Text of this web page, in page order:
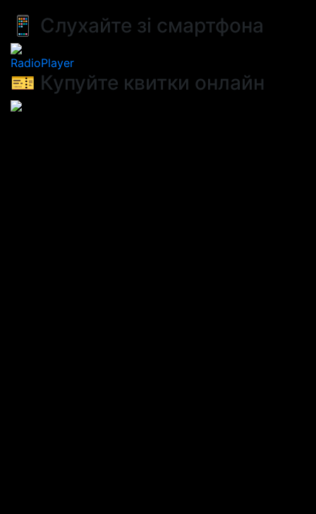
📱 Слухайте зі смартфона
RadioPlayer
🎫 Купуйте квитки онлайн